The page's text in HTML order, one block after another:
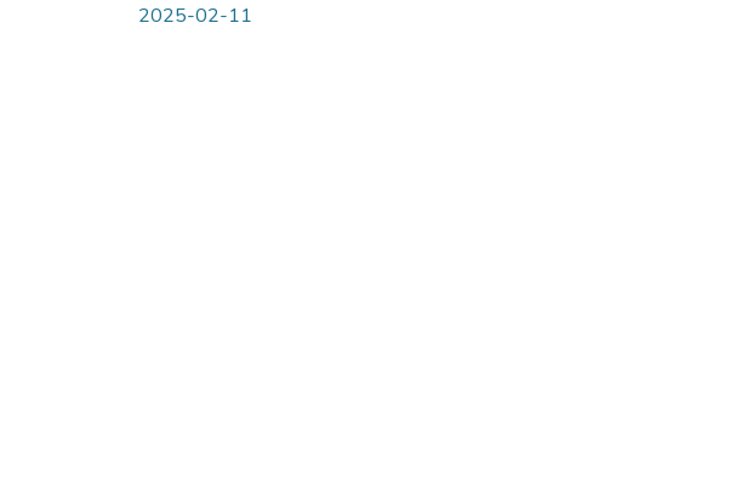
2025-02-11